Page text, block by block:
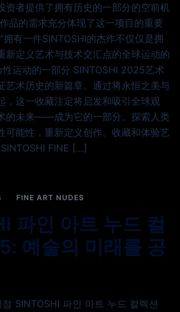
资者提供了拥有历史的一部分的空前机
品的需求充分体现了这一项目的重要
拥有一件SINTOSHI的杰作不仅仅是拥
新定义艺术与技术交汇点的全球运动的
性运动的一部分 SINTOSHI 2025艺术
艺术历史的新篇章。通过将永恒之美与
，这一收藏注定将启发和吸引全球观
的未来——成为它的一部分。探索人类
可能性，重新定义创作、收藏和体验艺
FINE […]
FINE ART NUDES
파인 아트 누드 컬
예술의 미래를 공
SINTOSHI 파인 아트 누드 컬렉션